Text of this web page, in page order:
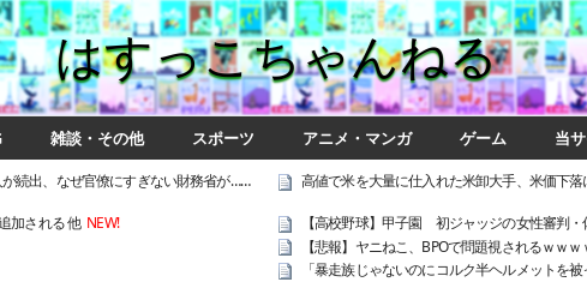
はすっこちゃんねる
雑談・その他 スポーツ アニメ・マンガ ゲーム 当
続出、なぜ官僚にすぎない財務省が……
高値で米を大量に仕入れた米卸大手、米価下
加される 他 NEW! 【高校野球】甲子園 初ジャッジの女性審判
【悲報】ヤニねこ、BPOで問題視されるｗｗ
「暴走族じゃないのにコルク半ヘルメット